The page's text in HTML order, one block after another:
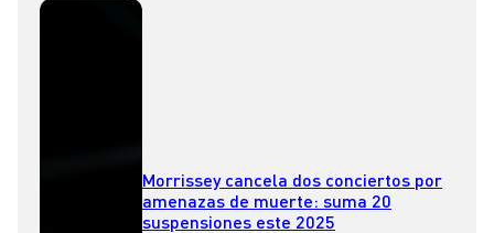
Morrissey cancela dos conciertos por
amenazas de muerte: suma 20
suspensiones este 2025